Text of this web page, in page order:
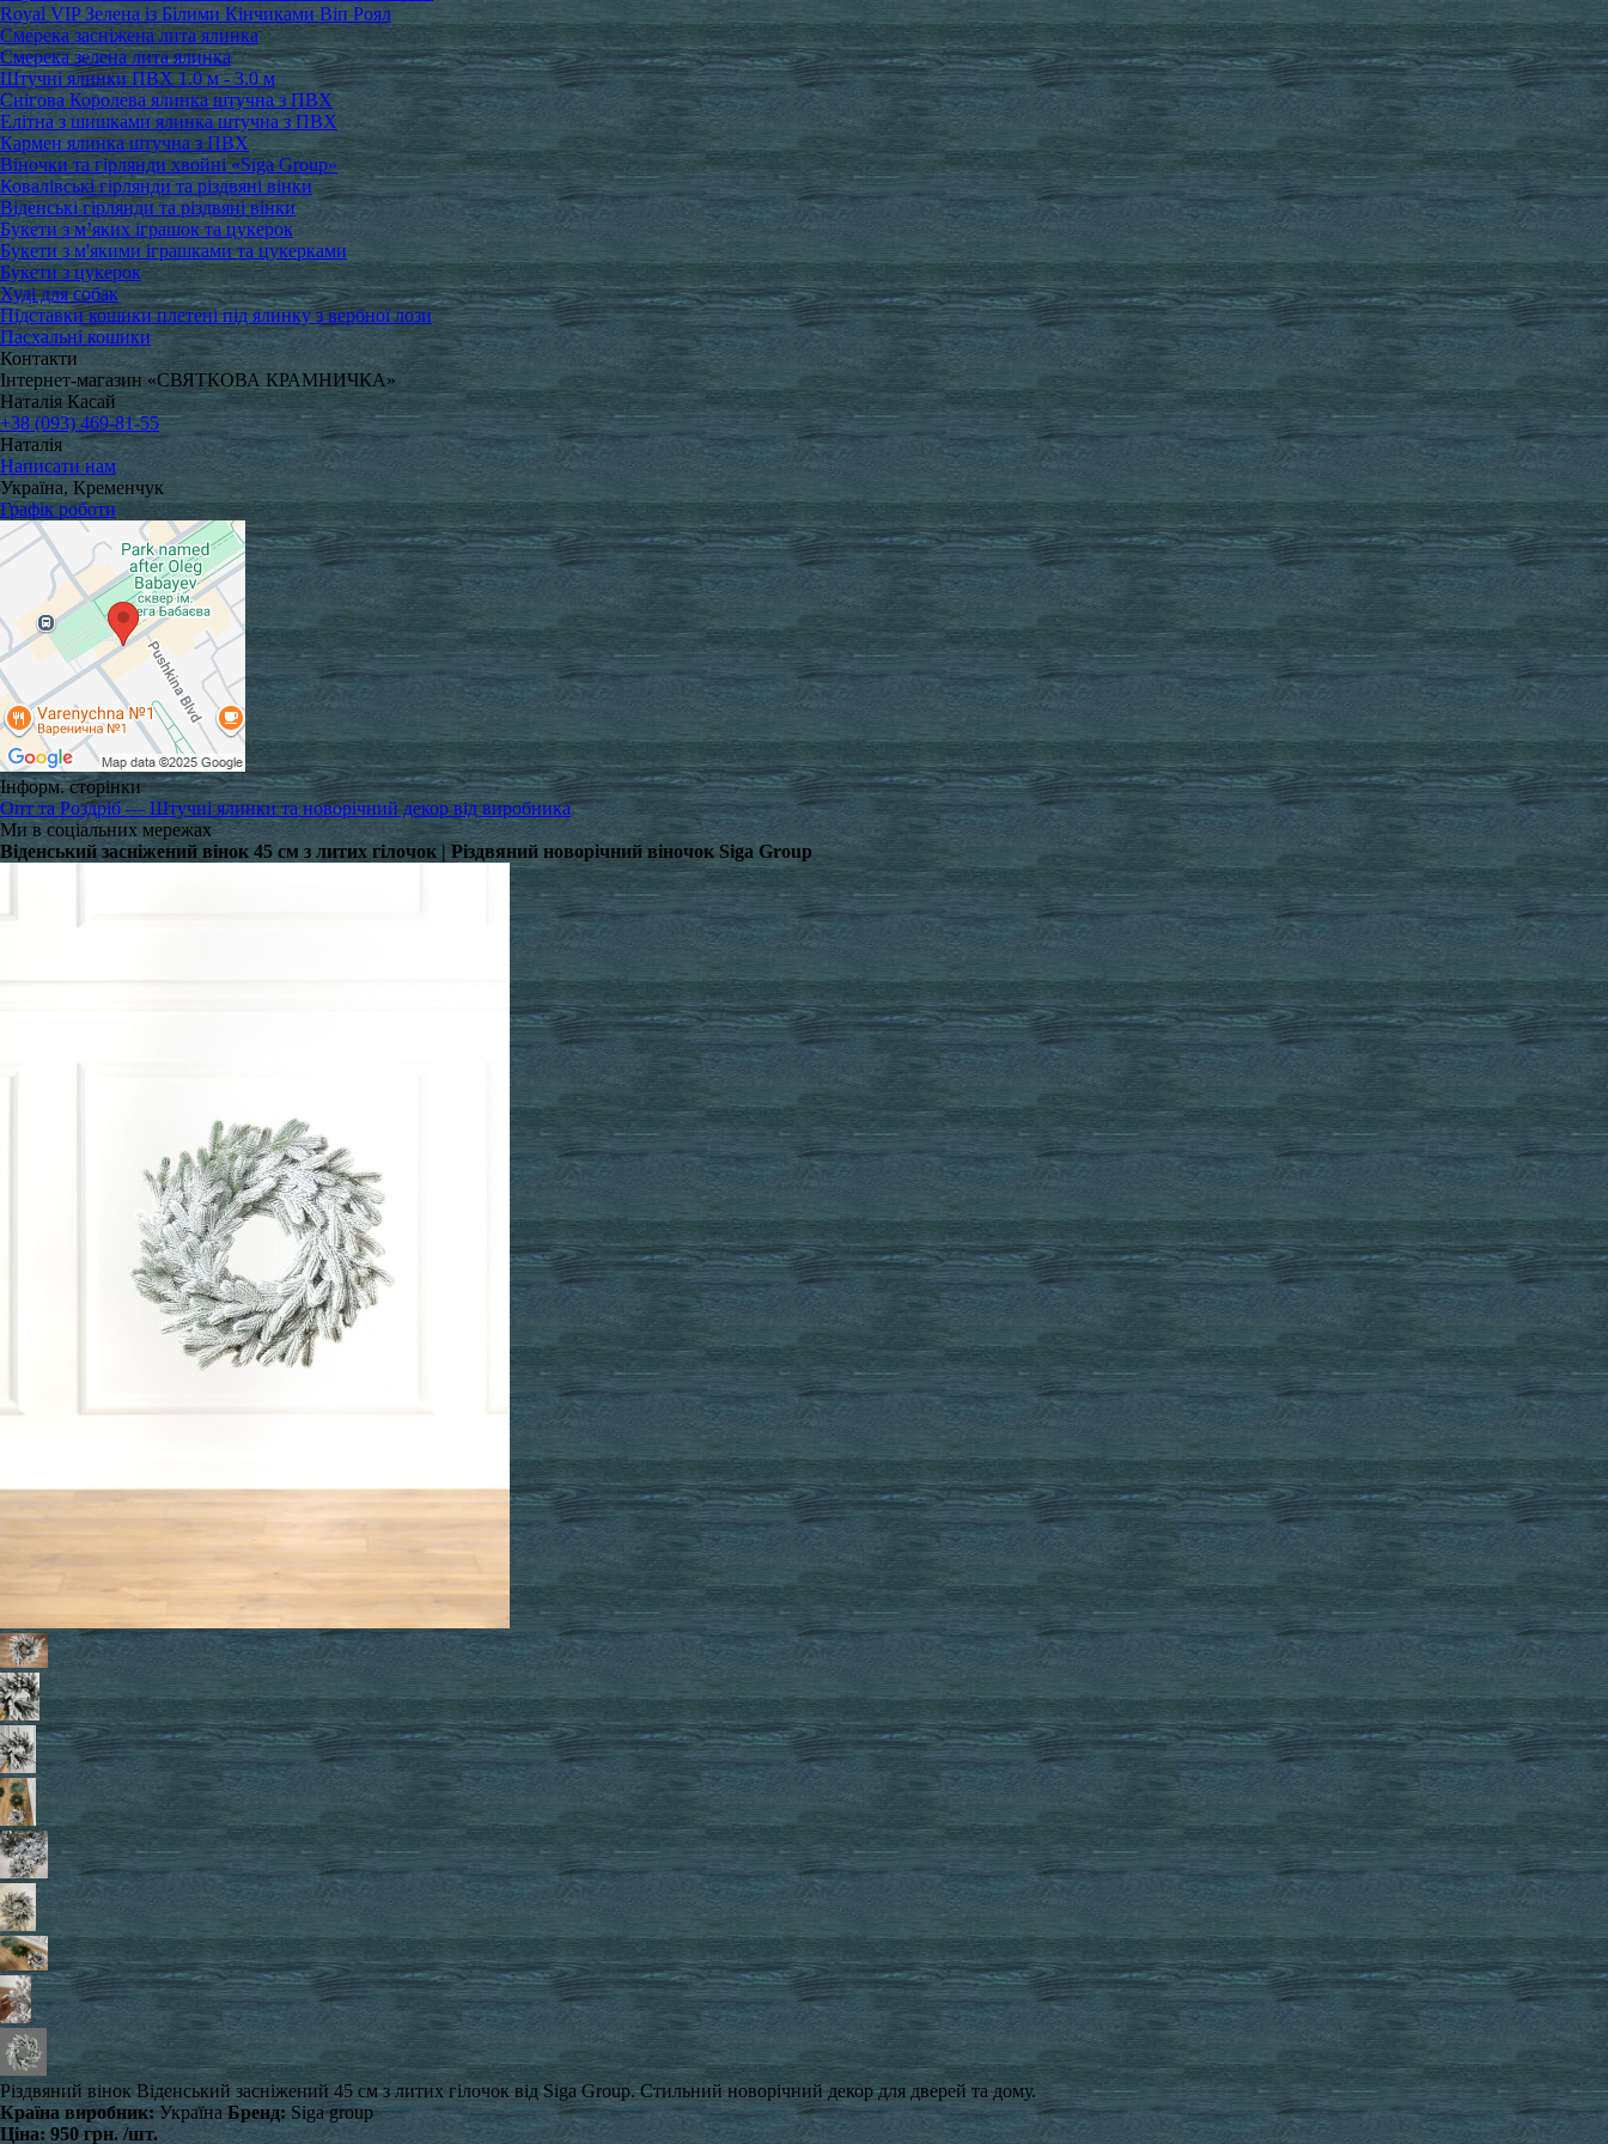
Royal VIP Зелена із Білими Кінчиками Віп Роял
Смерека засніжена лита ялинка
Смерека зелена лита ялинка
Штучні ялинки ПВХ 1.0 м - 3.0 м
Снігова Королева ялинка штучна з ПВХ
Елітна з шишками ялинка штучна з ПВХ
Кармен ялинка штучна з ПВХ
Віночки та гірлянди хвойні «Siga Group»
Ковалівські гірлянди та різдвяні вінки
Віденські гірлянди та різдвяні вінки
Букети з м’яких іграшок та цукерок
Букети з м'якими іграшками та цукерками
Букети з цукерок
Худі для собак
Підставки кошики плетені під ялинку з вербної лози
Пасхальні кошики
Контакти
Інтернет-магазин «СВЯТКОВА КРАМНИЧКА»
Наталія Касай
+38 (093) 469-81-55
Наталія
Написати нам
Україна, Кременчук
Графік роботи
Інформ. сторінки
Опт та Роздріб — Штучні ялинки та новорічний декор від виробника
Ми в соціальних мережах
Віденський засніжений вінок 45 см з литих гілочок | Різдвяний новорічний віночок Siga Group
Різдвяний вінок Віденський засніжений 45 см з литих гілочок від Siga Group. Стильний новорічний декор для дверей та дому.
Країна виробник:Україна Бренд: Siga group
Ціна: 950 грн. /шт.